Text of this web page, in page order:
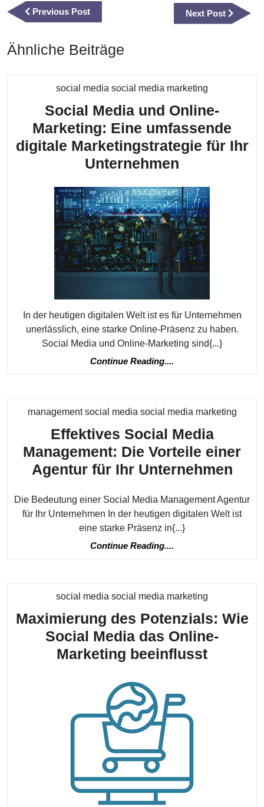
Previous PostPrevious
Post
Next Post
Next
Post
Ähnliche Beiträge
social media social media marketing
Social Media und Online-
Marketing: Eine umfassende
digitale Marketingstrategie für Ihr
Unternehmen
und
Online-
Marketing:
Eine
umfassende
für
Ihr
In der heutigen digitalen Welt ist es für Unternehmen
unerlässlich, eine starke Online-Präsenz zu haben.
Social Media und Online-Marketing sind{...}
Continue Reading....
management social media social media marketing
Effektives Social Media
Management: Die Vorteile einer
Agentur für Ihr Unternehmen
für
Ihr
Die Bedeutung einer Social Media Management Agentur
für Ihr Unternehmen In der heutigen digitalen Welt ist
eine starke Präsenz in{...}
Continue Reading....
social media social media marketing
Maximierung des Potenzials: Wie
Social Media das Online-
Marketing beeinflusst